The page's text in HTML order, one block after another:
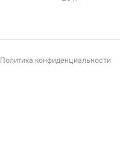
Политика конфиденциальности